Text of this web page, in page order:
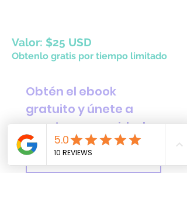
Valor: $25 USD
Obtenlo gratis por tiempo limitado
Obtén el ebook
gratuito y únete a
nuestra comunidad
Nombre *